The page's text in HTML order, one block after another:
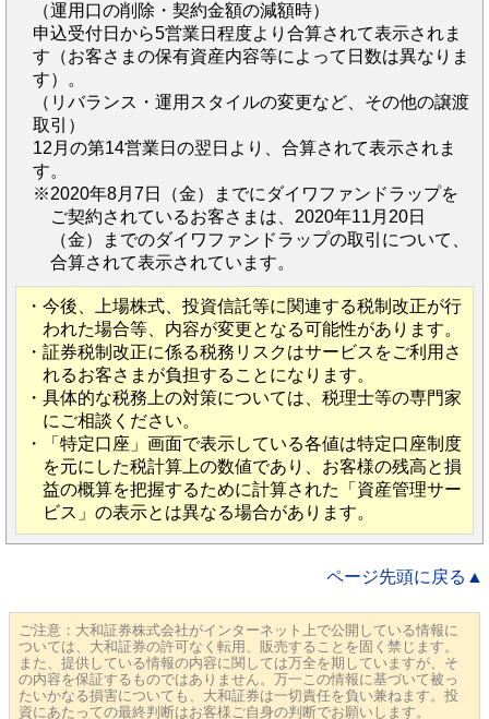
（運用口の削除・契約金額の減額時）
申込受付日から5営業日程度より合算されて表示されま
す（お客さまの保有資産内容等によって日数は異なりま
す）。
（リバランス・運用スタイルの変更など、その他の譲渡
取引）
12月の第14営業日の翌日より、合算されて表示されま
す。
※2020年8月7日（金）までにダイワファンドラップを
ご契約されているお客さまは、2020年11月20日
（金）までのダイワファンドラップの取引について、
合算されて表示されています。
・今後、上場株式、投資信託等に関連する税制改正が行
われた場合等、内容が変更となる可能性があります。
・証券税制改正に係る税務リスクはサービスをご利用さ
れるお客さまが負担することになります。
・具体的な税務上の対策については、税理士等の専門家
にご相談ください。
・「特定口座」画面で表示している各値は特定口座制度
を元にした税計算上の数値であり、お客様の残高と損
益の概算を把握するために計算された「資産管理サー
ビス」の表示とは異なる場合があります。
ページ先頭に戻る▲
ご注意：大和証券株式会社がインターネット上で公開している情報に
ついては、大和証券の許可なく転用、販売することを固く禁じます。
また、提供している情報の内容に関しては万全を期していますが、そ
の内容を保証するものではありません。万一この情報に基づいて被っ
たいかなる損害についても、大和証券は一切責任を負い兼ねます。投
資にあたっての最終判断はお客様ご自身の判断でお願いします。